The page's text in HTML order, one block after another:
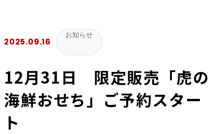
12月31日 限定販売「虎の
海鮮おせち」ご予約スター
ト
2025.09.16
お知らせ